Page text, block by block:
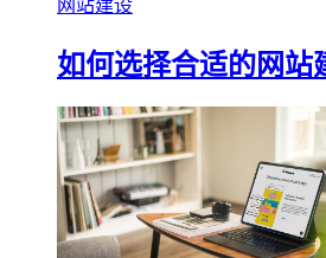
网站建设
如何选择合适的网站